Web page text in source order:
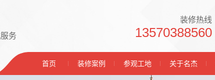
务
装修热线
13570388560
首页 装修案例 参观工地 关于名杰